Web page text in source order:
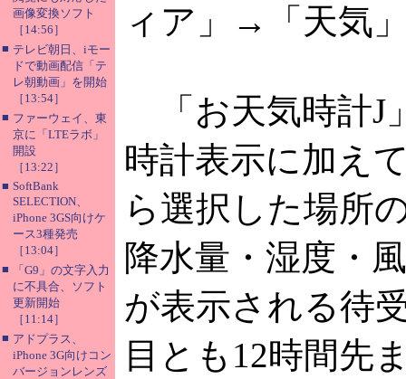
画像変換ソフト
［14:56］
■ テレビ朝日、iモー
ドで動画配信「テ
レ朝動画」を開始
［13:54］
■ ファーウェイ、東
京に「LTEラボ」
開設
［13:22］
■ SoftBank
SELECTION、
iPhone 3GS向けケ
ース3種発売
［13:04］
■
「G9」の文字入力
に不具合、ソフト
更新開始
［11:14］
■ アドプラス、
iPhone 3G向けコン
バージョンレンズ
ィア」→「天気
「お天気時計J
時計表示に加え
ら選択した場所
降水量・湿度・
が表示される待
目とも12時間先